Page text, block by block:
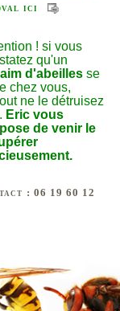
ici
! si vous
qu'un
d'abeilles se
chez vous,
ne le détruisez
Eric vous
de venir le
: 06 19 60 12